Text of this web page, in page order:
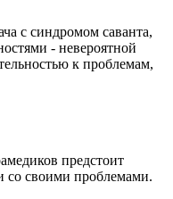
с синдромом саванта,
- невероятной
к проблемам,
предстоит
со своими проблемами.